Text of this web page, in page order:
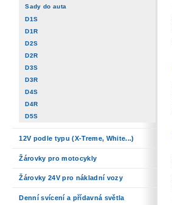
Sady do auta
D1S
D1R
D2S
D2R
D3S
D3R
D4S
D4R
D5S
12V podle typu (X-Treme, White...)
Žárovky pro motocykly
Žárovky 24V pro nákladní vozy
Denní svícení a přídavná světla